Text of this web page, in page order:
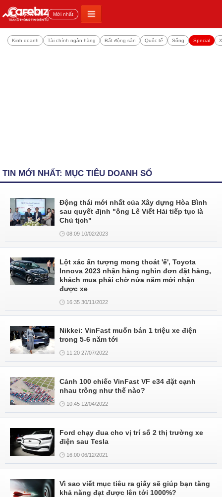
Đọc nhiều Mới nhất
Kinh doanh Tài chính ngân hàng Bất động sản Quốc tế Sống Special
TIN MỚI NHẤT: MỤC TIÊU DOANH SỐ
Động thái mới nhất của Xây dựng Hòa Bình
sau quyết định "ông Lê Viết Hải tiếp tục là
Chủ tịch"
08:09 10/02/2023
Lột xác ấn tượng mong thoát 'ế', Toyota
Innova 2023 nhận hàng nghìn đơn đặt hàng,
khách mua phải chờ nửa năm mới nhận
được xe
16:35 30/11/2022
Nikkei: VinFast muốn bán 1 triệu xe điện
trong 5-6 năm tới
11:20 27/07/2022
Cảnh 100 chiếc VinFast VF e34 đặt cạnh
nhau trông như thế nào?
10:45 12/04/2022
Ford chạy đua cho vị trí số 2 thị trường xe
điện sau Tesla
16:00 06/12/2021
Vì sao viết mục tiêu ra giấy sẽ giúp bạn tăng
khả năng đạt được lên tới 1000%?